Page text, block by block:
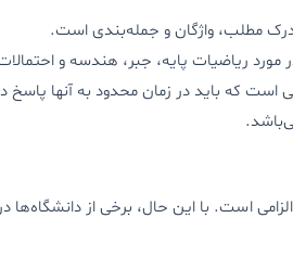
مطلب، واژگان و جمله‌بندی است.
ریاضیات پایه، جبر، هندسه و
که باید در زمان محدود به آنها پاسخ
الزامی است. با این حال، برخی از